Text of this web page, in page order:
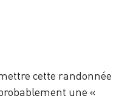
cette randonnée
une «